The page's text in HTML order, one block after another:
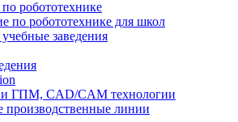
робототехнике
по робототехнике для школ
заведения
ГПМ, CAD/CAM технологии
производственные линии